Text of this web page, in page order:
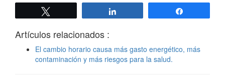
Artículos relacionados :
El cambio horario causa más gasto energético, más
contaminación y más riesgos para la salud.